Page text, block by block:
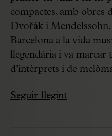
compactes, amb obres
Dvořák i
Barcelona a la vida
llegendària i va marcar
d’intèrprets i de
Seguir llegint